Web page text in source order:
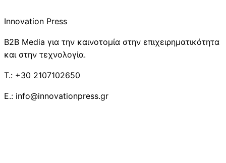
Innovation Press
B2B Media για την καινοτομία στην επιχειρηματικότητα
και στην τεχνολογία.
T.: +30 2107102650
E.: info@innovationpress.gr